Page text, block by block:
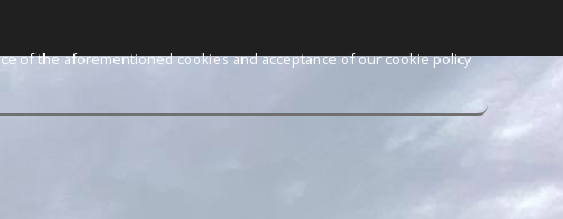
of the aforementioned cookies and acceptance of our cookie policy